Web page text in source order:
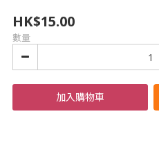
HK$15.00
數量
加入購物車